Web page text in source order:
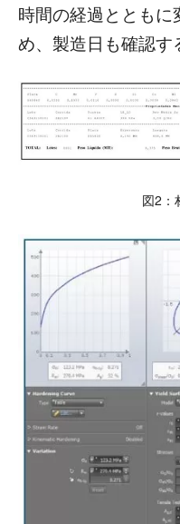
時間の経過ととも
め、製造日も確認す
図2：